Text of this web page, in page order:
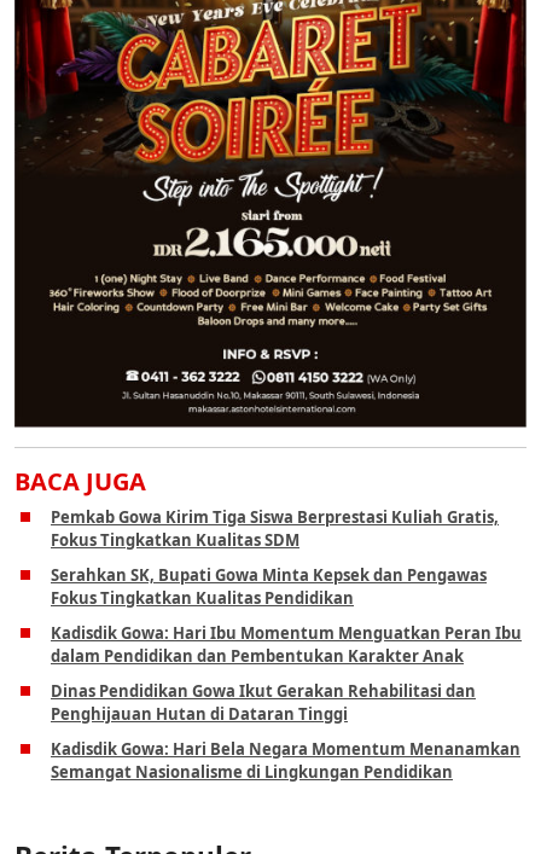
BACA JUGA
Pemkab Gowa Kirim Tiga Siswa Berprestasi Kuliah Gratis,
Fokus Tingkatkan Kualitas SDM
Serahkan SK, Bupati Gowa Minta Kepsek dan Pengawas
Fokus Tingkatkan Kualitas Pendidikan
Kadisdik Gowa: Hari Ibu Momentum Menguatkan Peran Ibu
dalam Pendidikan dan Pembentukan Karakter Anak
Dinas Pendidikan Gowa Ikut Gerakan Rehabilitasi dan
Penghijauan Hutan di Dataran Tinggi
Kadisdik Gowa: Hari Bela Negara Momentum Menanamkan
Semangat Nasionalisme di Lingkungan Pendidikan